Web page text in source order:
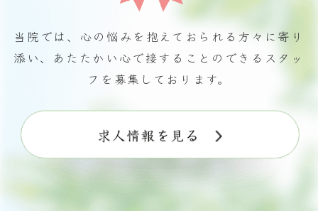
当院では、心の悩みを抱えておられる方々に寄り
添い、あたたかい心で接することのできるスタッ
フを募集しております。